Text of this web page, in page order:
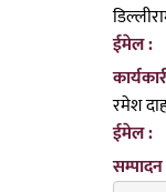
ईमेल :
रमेश
ईमेल :